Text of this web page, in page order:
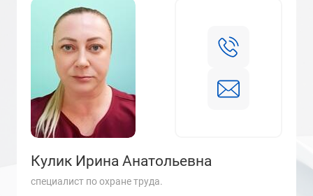
Кулик Ирина Анатольевна
специалист по охране труда.